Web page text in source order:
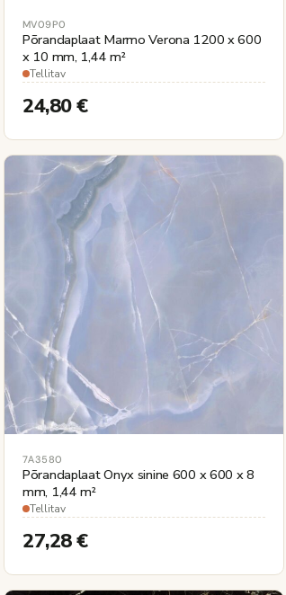
MV09P0
Põrandaplaat Marmo Verona 1200 x 600
x 10 mm, 1,44 m²
Tellitav
24,80€
7А3580
Põrandaplaat Onyx sinine 600 x 600 x 8
mm, 1,44 m²
Tellitav
27,28€